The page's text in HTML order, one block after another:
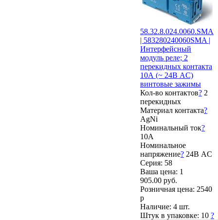
58.32.8.024.0060.SMA
| 583280240060SMA |
Интерфейсный
модуль реле; 2
перекидных контакта
10А (~ 24В AC)
винтовые зажимы
Кол-во контактов? 2
перекидных
Материал контакта?
AgNi
Номинальный ток?
10А
Номинальное
напряжение? 24В AC
Серия: 58
Ваша цена: 1
905.00 руб.
Розничная цена: 2540
р
Наличие: 4 шт.
Штук в упаковке: 10 ?